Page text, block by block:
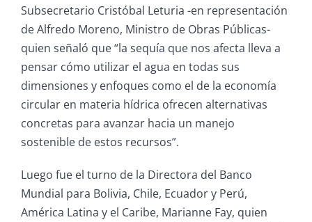
Subsecretario Cristóbal Leturia -en representación
de Alfredo Moreno, Ministro de Obras Públicas-
quien señaló que “la sequía que nos afecta lleva a
pensar cómo utilizar el agua en todas sus
dimensiones y enfoques como el de la economía
circular en materia hídrica ofrecen alternativas
concretas para avanzar hacia un manejo
sostenible de estos recursos”.
Luego fue el turno de la Directora del Banco
Mundial para Bolivia, Chile, Ecuador y Perú,
América Latina y el Caribe, Marianne Fay, quien